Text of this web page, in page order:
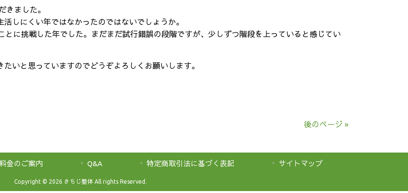
きました。
しにくい年ではなかったのではないでしょうか。
とに挑戦した年でした。まだまだ試行錯誤の段階ですが、少しずつ階段を上っていると感じてい
いと思っていますのでどうぞよろしくお願いします。
後のページ »
料金のご案内 Q&A 特定商取引法に基づく表記 サイトマップ
Copyright © 2026 きちじ整体 All rights Reserved.